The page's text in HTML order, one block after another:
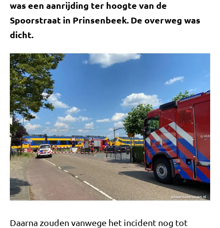
was een aanrijding ter hoogte van de
Spoorstraat in Prinsenbeek. De overweg was
dicht.
Daarna zouden vanwege het incident nog tot